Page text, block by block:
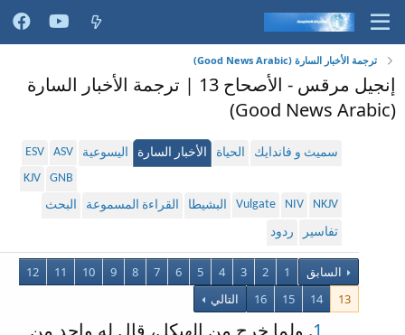
ترجمة الأخبار السارة (Good News Arabic)
إنجيل مرقس - الأصحاح 13 | ترجمة الأخبار السارة
(Good News Arabic)
سميث و فاندايك الحياة الأخبار السارة اليسوعية ASV
ESV
GNB
KJV
NKJV
NIV
Vulgate البشيطا القراءة المسموعة
البحث
تفاسير
ردود
السابق 1
2
3
4
5
6
7
8
9
10
11
12
13
14
15
16 التالي
1. ولما خرج من الهيكل، قال له واحد من